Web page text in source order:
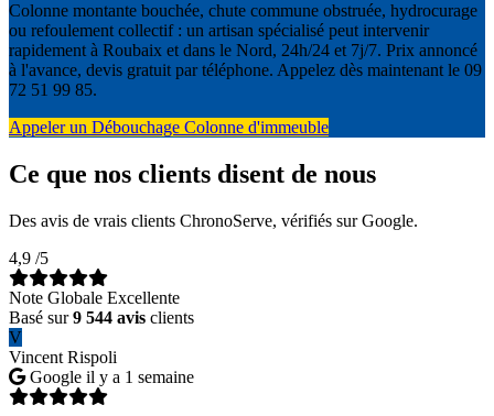
Colonne montante bouchée, chute commune obstruée, hydrocurage
ou refoulement collectif : un artisan spécialisé peut intervenir
rapidement à Roubaix et dans le Nord, 24h/24 et 7j/7. Prix annoncé
à l'avance, devis gratuit par téléphone. Appelez dès maintenant le 09
72 51 99 85.
Appeler un Débouchage Colonne d'immeuble
Ce que nos clients disent de nous
Des avis de vrais clients ChronoServe, vérifiés sur Google.
4,9 /5
Note Globale Excellente
Basé sur9 544 avis clients
V
Vincent Rispoli
Google il y a 1 semaine